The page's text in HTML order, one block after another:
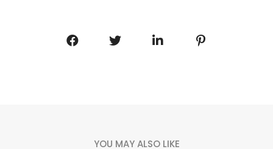
YOU MAY ALSO LIKE